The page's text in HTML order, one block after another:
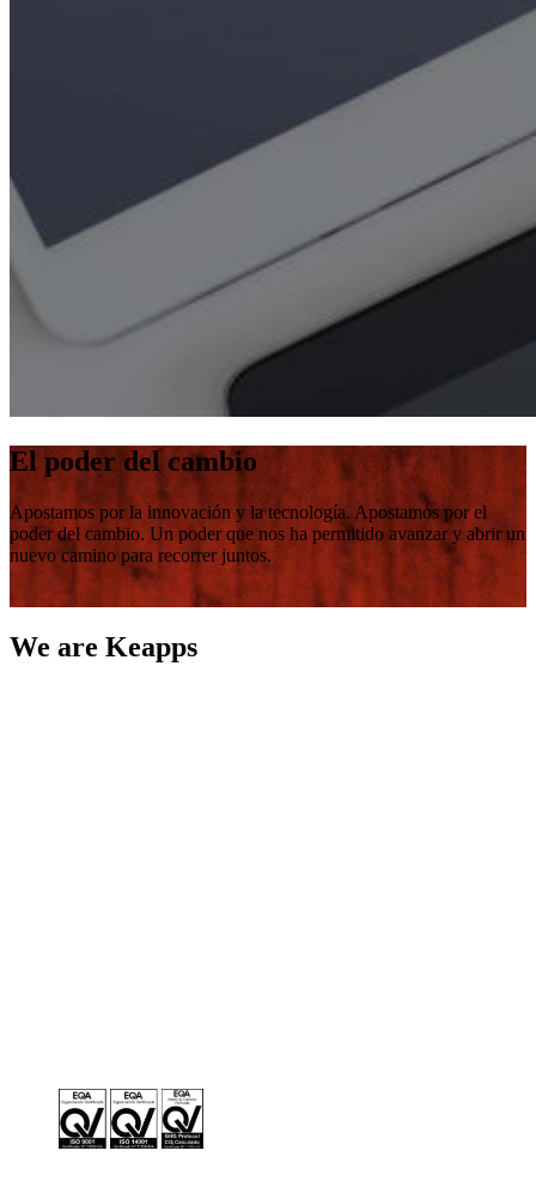
El poder del cambio
Apostamos por la innovación y la tecnología. Apostamos por el
poder del cambio. Un poder que nos ha permitido avanzar y abrir un
nuevo camino para recorrer juntos.
We are Keapps